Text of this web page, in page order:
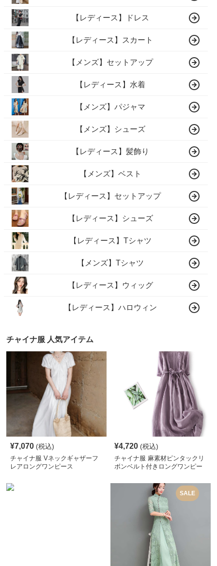
【レディース】ドレス
【レディース】スカート
【メンズ】セットアップ
【レディース】水着
【メンズ】パジャマ
【メンズ】シューズ
【レディース】髪飾り
【メンズ】ベスト
【レディース】セットアップ
【レディース】シューズ
【レディース】Tシャツ
【メンズ】Tシャツ
【レディース】ウィッグ
【レディース】ハロウィン
チャイナ服 人気アイテム
¥7,070 (税込)
チャイナ服 Vネックギャザーフ
レアロングワンピース
¥4,720 (税込)
チャイナ服 麻素材ピンタックリ
ボンベルト付きロングワンピー
SALE